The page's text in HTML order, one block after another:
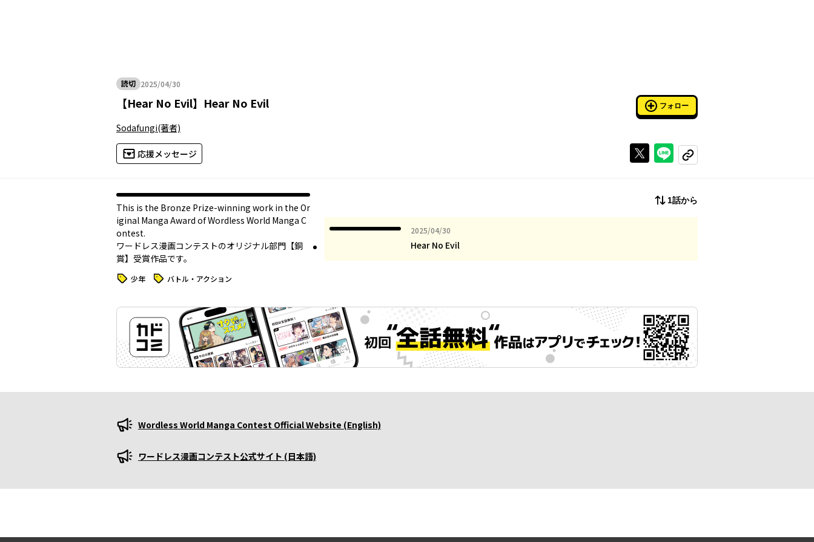
読切 2025/04/30
2025年04月30日
【Hear No Evil】 Hear No Evil フォロー
Sodafungi(著者)
応援メッセージ Xで投稿するラインでシェアする
コピーする
This is the Bronze Prize-winning work in the Or
iginal Manga Award of Wordless World Manga C
ontest.
ワードレス漫画コンテストのオリジナル部門【銅
賞】受賞作品です。
タグ 少年 タグ バトル・アクション
1話から
2025/04/30
2025年04月30日
Hear No Evil
プロモーション
Wordless World Manga Contest Official Website (English)
プロモーション
ワードレス漫画コンテスト公式サイト (日本語)